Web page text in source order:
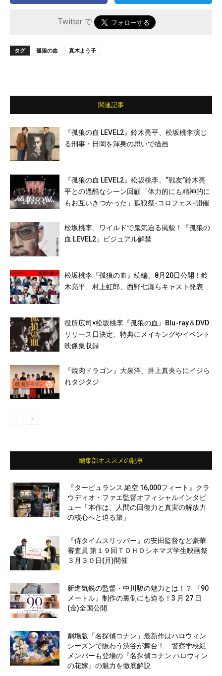
Twitter で
タグ 孤狼の血 真木よう子
関連記事
『孤狼の血 LEVEL2』鈴木亮平、松坂桃李演じ
る刑事・日岡を渾身の思いで描画
『孤狼の血 LEVEL2』松坂桃李、“戦友”鈴木亮
平との過酷なシーン回顧「体力的にも精神的に
もお互いきつかった」孤狼祭-コロフェス-開催
松坂桃李、ワイルドで鬼気迫る風貌！『孤狼の
血 LEVEL2』ビジュアル解禁
松坂桃李『孤狼の血』続編、8月20日公開！鈴
木亮平、村上虹郎、西野七瀬らキャスト発表
役所広司×松坂桃李『孤狼の血』Blu-ray＆DVD
リリース日決定、特典にメイキングやイベント
映像集収録
『焼肉ドラゴン』大泉洋、井上真央らにイジら
れタジタジ
編集部オススメの記事
『タービュランス 絶空 16,000フィート』クラ
ウディオ・ファエ監督オフィシャルインタビ
ュー「本作は、人間の回復力と真実の解放力
の核心へと迫る旅」
『侍タイムスリッパー』の安田監督など豪華
審査員 第１９回ＴＯＨＯシネマズ学生映画祭
３月３０日(月)開催
新進気鋭の監督・中川駿の魅力とは！？ 『90
メートル』制作の裏側にも迫る！3 月 27 日
(金)全国公開
劇場版「名探偵コナン」最新作はハロウィン
シーズンで賑わう渋谷が舞台！ 警察学校組
メンバーも登場の『名探偵コナン ハロウィン
の花嫁』の魅力を徹底解説